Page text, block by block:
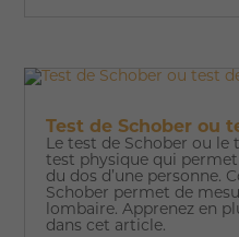
Test de Schober ou
Le test de Schober ou le
test physique qui
du dos d’une personne.
Schober permet de
lombaire. Apprenez en
dans cet article.